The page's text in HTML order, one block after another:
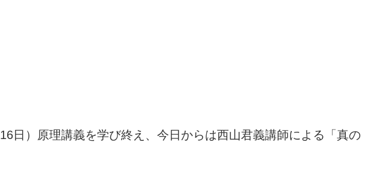
16日）原理講義を学び終え、今日からは西山君義講師による「真の